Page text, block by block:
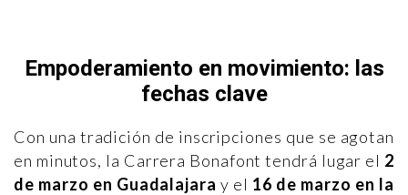
Empoderamiento en movimiento: las
fechas clave
Con una tradición de inscripciones que se agotan
en minutos, la Carrera Bonafont tendrá lugar el 2
de marzo en Guadalajara y el 16 de marzo en la